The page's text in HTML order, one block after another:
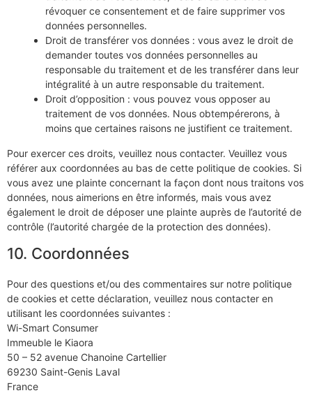
révoquer ce consentement et de faire supprimer vos
données personnelles.
Droit de transférer vos données : vous avez le droit de
demander toutes vos données personnelles au
responsable du traitement et de les transférer dans leur
intégralité à un autre responsable du traitement.
Droit d’opposition : vous pouvez vous opposer au
traitement de vos données. Nous obtempérerons, à
moins que certaines raisons ne justifient ce traitement.
Pour exercer ces droits, veuillez nous contacter. Veuillez vous
référer aux coordonnées au bas de cette politique de cookies. Si
vous avez une plainte concernant la façon dont nous traitons vos
données, nous aimerions en être informés, mais vous avez
également le droit de déposer une plainte auprès de l’autorité de
contrôle (l’autorité chargée de la protection des données).
10. Coordonnées
Pour des questions et/ou des commentaires sur notre politique
de cookies et cette déclaration, veuillez nous contacter en
utilisant les coordonnées suivantes :
Wi-Smart Consumer
Immeuble le Kiaora
50 – 52 avenue Chanoine Cartellier
69230 Saint-Genis Laval
France